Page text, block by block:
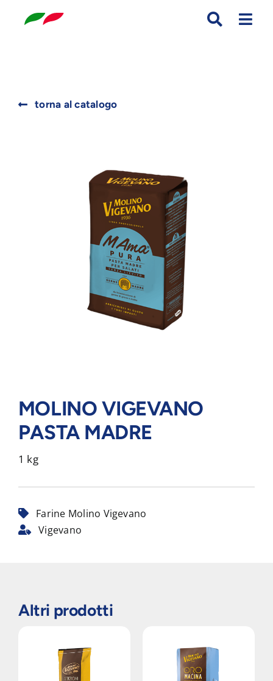
torna al catalogo
MOLINO VIGEVANO
PASTA MADRE
1 kg
Farine Molino Vigevano
Vigevano
Altri prodotti
for: